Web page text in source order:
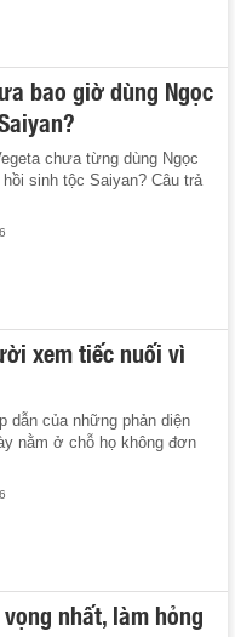
bao giờ dùng Ngọc
chưa từng dùng Ngọc
hồi sinh tộc Saiyan? Câu trả
xem tiếc nuối vì
dẫn của những phản diện
nằm ở chỗ họ không đơn
nhất, làm hỏng